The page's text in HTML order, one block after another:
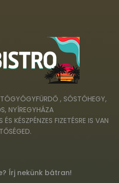
, SÓSTÓHEGY,
NYÍREGYHÁZA
KÉSZPÉNZES FIZETÉSRE IS VAN
Írj nekünk bátran!